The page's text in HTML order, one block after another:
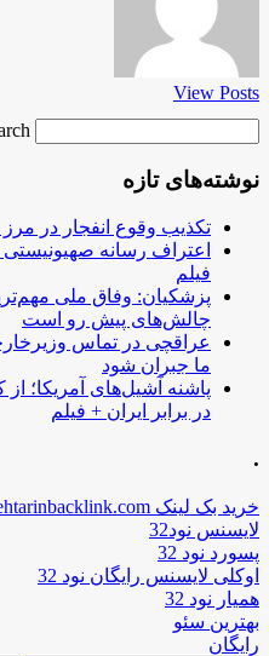
View Posts
…
نوشته‌های تازه
تکذیب وقوع انفجار در
اعتراف رسانه صهیونیستی
فیلم
پزشکیان: وفاق ملی
چالش‌های پیش رو است
عراقچی در تماس
ما جبران شود
پاشنه آشیل‌های آمریکا؛
در برابر ایران + فیلم
.
خرید بک لینک behtarinbacklink.com
لایسنس نود32
پسورد نود 32
اوکلی لایسنس رایگان نود 32
همیار نود 32
بهترین سئو
رایگان